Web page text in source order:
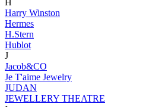
H
Harry Winston
Hermes
H.Stern
Hublot
J
Jacob&CO
Je T'aime Jewelry
JUDAN
JEWELLERY THEATRE